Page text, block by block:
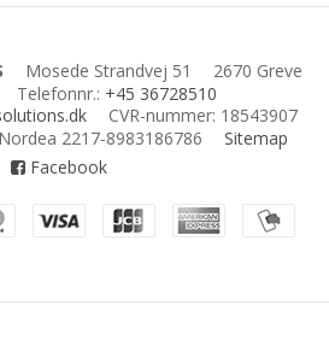
Mosede Strandvej 51
2670 Greve
Telefonnr.: +45 36728510
CVR-nummer: 18543907
Nordea 2217-8983186786
Sitemap
Facebook